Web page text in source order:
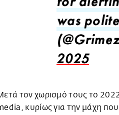
for
was
2025
τον χωρισμό τους το
κυρίως για την μάχη